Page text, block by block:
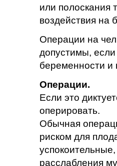
или полоскания
воздействия на
Операции на
допустимы,
беременности и
Операции.
Если это
оперировать.
Обычная
риском для
расслабления